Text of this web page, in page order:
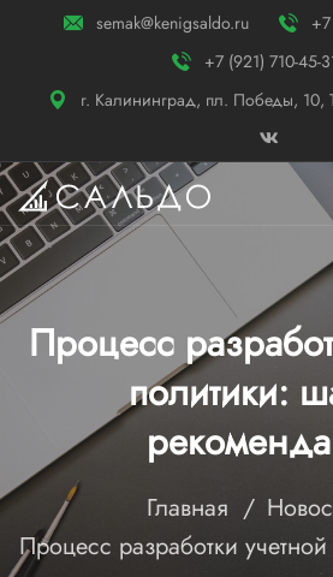
semak@kenigsaldo.ru
+7 (921) 710-45-
г. Калининград, пл. Победы,
Процесс
политики:
Главная
Процесс разработки